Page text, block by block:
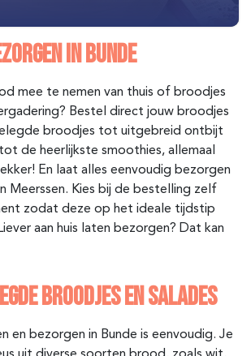
IN BUNDE
mee te nemen van thuis of broodjes
Bestel direct jouw broodjes
broodjes tot uitgebreid ontbijt
de heerlijkste smoothies, allemaal
En laat alles eenvoudig bezorgen
Meerssen. Kies bij de bestelling zelf
zodat deze op het ideale tijdstip
aan huis laten bezorgen? Dat kan
BROODJES EN SALADES
en bezorgen in Bunde is eenvoudig. Je